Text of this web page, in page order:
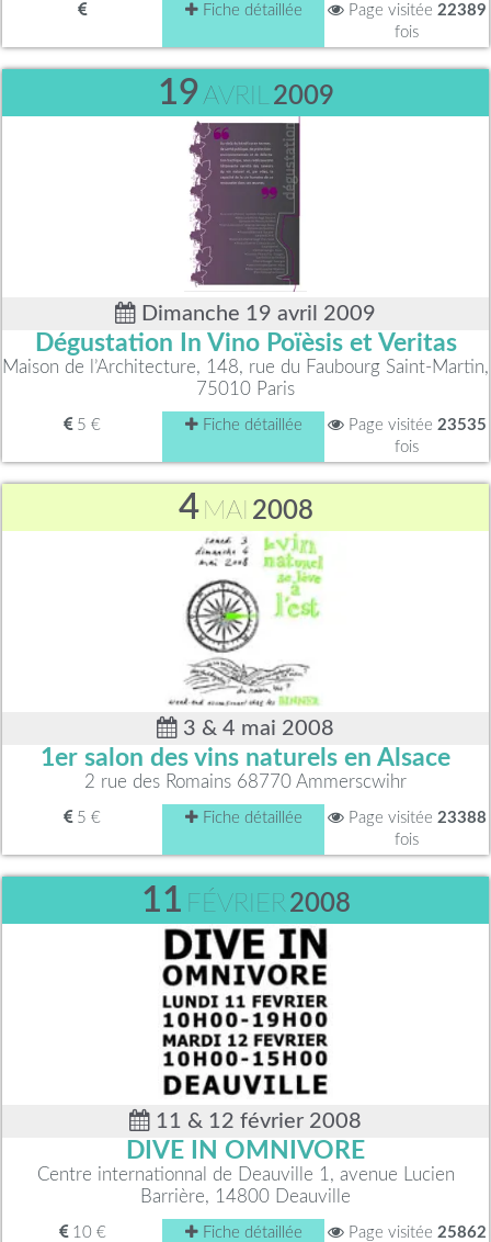
Fiche détaillée Page visitée 22389
fois
19AVRIL 2009
Dimanche 19 avril 2009
Dégustation In Vino Poïèsis et Veritas
Maison de l’Architecture, 148, rue du Faubourg Saint-Martin,
75010 Paris
5 € Fiche détaillée Page visitée 23535
fois
4 MAI 2008
3 & 4 mai 2008
1er salon des vins naturels en Alsace
2 rue des Romains 68770 Ammerscwihr
5 € Fiche détaillée Page visitée 23388
fois
11 FÉVRIER2008
11 & 12 février 2008
DIVE IN OMNIVORE
Centre internationnal de Deauville 1, avenue Lucien
Barrière, 14800 Deauville
10 € Fiche détaillée Page visitée 25862